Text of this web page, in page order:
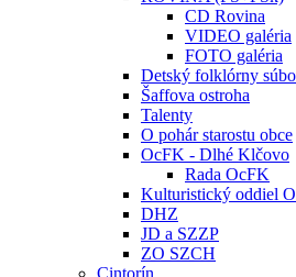
CD Rovina
VIDEO galéria
FOTO galéria
Detský folklórny
Šaffova ostroha
Talenty
O pohár starostu obce
OcFK - Dlhé Klčovo
Rada OcFK
Kulturistický oddiel
DHZ
JD a SZZP
ZO SZCH
Cintorín